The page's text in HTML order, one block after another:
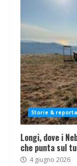
Storie &
Longi, dove i
che punta sul
4 giugno 2026